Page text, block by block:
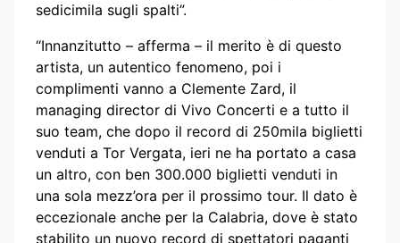
sedicimila sugli spalti”.
“Innanzitutto – afferma – il merito è di questo
artista, un autentico fenomeno, poi i
complimenti vanno a Clemente Zard, il
managing director di Vivo Concerti e a tutto il
suo team, che dopo il record di 250mila biglietti
venduti a Tor Vergata, ieri ne ha portato a casa
un altro, con ben 300.000 biglietti venduti in
una sola mezz’ora per il prossimo tour. Il dato è
eccezionale anche per la Calabria, dove è stato
stabilito un nuovo record di spettatori paganti